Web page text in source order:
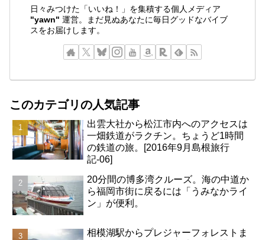
日々みつけた「いいね！」を集積する個人メディア
"yawn" 運営。まだ見ぬあなたに毎日グッドなバイブ
スをお届けします。
このカテゴリの人気記事
出雲大社から松江市内へのアクセスは
一畑鉄道がラクチン。ちょうど1時間
の鉄道の旅。[2016年9月島根旅行
記-06]
20分間の博多湾クルーズ。海の中道か
ら福岡市街に戻るには「うみなかライ
ン」が便利。
相模湖駅からプレジャーフォレストま